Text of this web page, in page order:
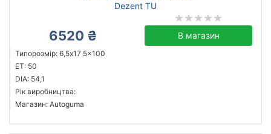
Dezent TU
6520 ₴ В магазин
Типорозмір: 6,5x17 5x100
ET: 50
DIA: 54,1
Рік виробництва:
Магазин: Autoguma